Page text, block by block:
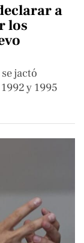
a
los
jactó
y 1995